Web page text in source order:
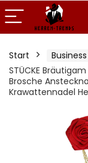
Start
STÜCKE
Brosche
Krawattennadel